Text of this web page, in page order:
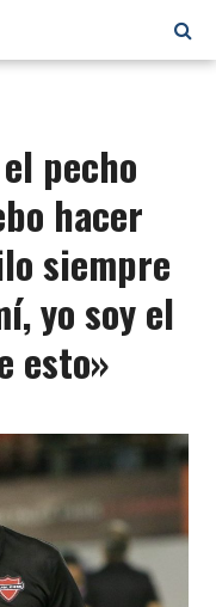
pecho
hacer
siempre
yo soy el
esto»